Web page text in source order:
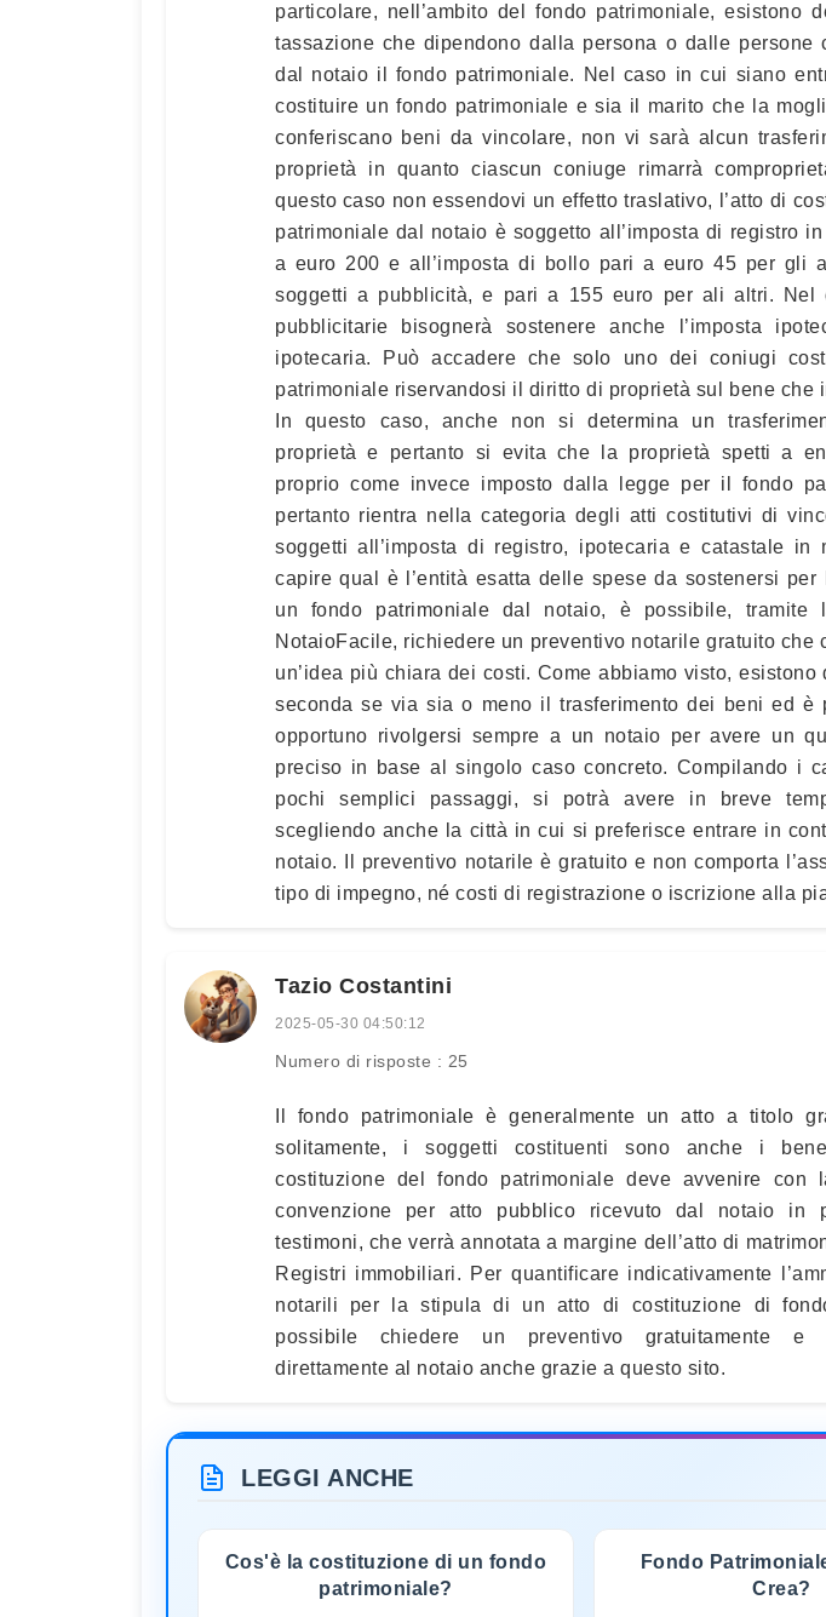
particolare, nell’ambito del fondo patrimoniale, esistono
tassazione che dipendono dalla persona o dalle persone
dal notaio il fondo patrimoniale. Nel caso in cui siano
costituire un fondo patrimoniale e sia il marito che la
conferiscano beni da vincolare, non vi sarà alcun
proprietà in quanto ciascun coniuge rimarrà
questo caso non essendovi un effetto traslativo, l’atto di
patrimoniale dal notaio è soggetto all’imposta di registro
a euro 200 e all’imposta di bollo pari a euro 45 per gli
soggetti a pubblicità, e pari a 155 euro per ali altri. Nel
pubblicitarie bisognerà sostenere anche l’imposta
ipotecaria. Può accadere che solo uno dei coniugi
patrimoniale riservandosi il diritto di proprietà sul bene che
In questo caso, anche non si determina un
proprietà e pertanto si evita che la proprietà spetti a
proprio come invece imposto dalla legge per il fondo
pertanto rientra nella categoria degli atti costitutivi di
soggetti all’imposta di registro, ipotecaria e catastale in
capire qual è l’entità esatta delle spese da sostenersi per
un fondo patrimoniale dal notaio, è possibile, tramite
NotaioFacile, richiedere un preventivo notarile gratuito che
un’idea più chiara dei costi. Come abbiamo visto, esistono
seconda se via sia o meno il trasferimento dei beni ed è
opportuno rivolgersi sempre a un notaio per avere un
preciso in base al singolo caso concreto. Compilando i
pochi semplici passaggi, si potrà avere in breve
scegliendo anche la città in cui si preferisce entrare in
notaio. Il preventivo notarile è gratuito e non comporta
tipo di impegno, né costi di registrazione o iscrizione alla
Tazio Costantini
2025-05-30 04:50:12
Numero di risposte : 25
Il fondo patrimoniale è generalmente un atto a titolo
solitamente, i soggetti costituenti sono anche i
costituzione del fondo patrimoniale deve avvenire con
convenzione per atto pubblico ricevuto dal notaio in
testimoni, che verrà annotata a margine dell’atto di
Registri immobiliari. Per quantificare indicativamente
notarili per la stipula di un atto di costituzione di
possibile chiedere un preventivo gratuitamente e
direttamente al notaio anche grazie a questo sito.
LEGGI ANCHE
Cos'è la costituzione di un fondo
patrimoniale?
Fondo
Crea?